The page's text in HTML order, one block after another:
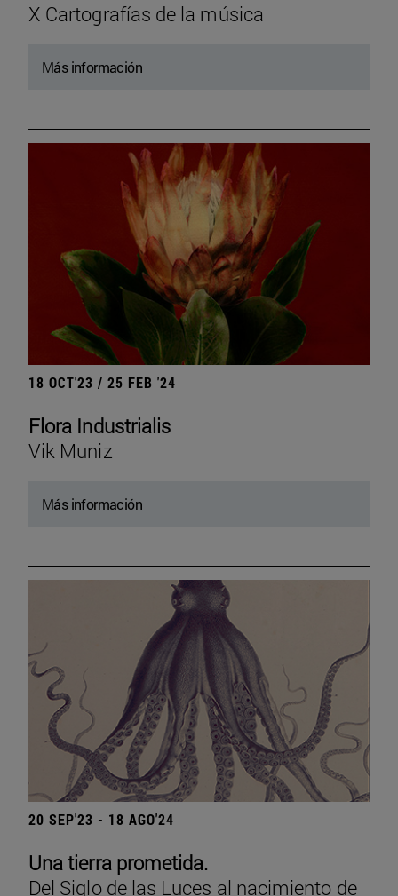
X Cartografías de la música
Más información
18 OCT'23 / 25 FEB '24
Flora Industrialis
Vik Muniz
Más información
20 SEP'23 - 18 AGO'24
Una tierra prometida.
Del Siglo de las Luces al nacimiento de